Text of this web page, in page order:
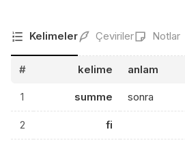
Kelimeler Çeviriler Notlar
# kelime anlam
1 summe sonra
2 fi